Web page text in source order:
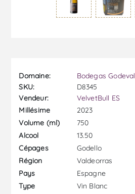
Domaine:
Bodegas Godeval
SKU:
D8345
Vendeur:
VelvetBull ES
Millésime
2023
Volume (ml)
750
Alcool
13.50
Cépages
Godello
Région
Valdeorras
Pays
Espagne
Type
Vin Blanc